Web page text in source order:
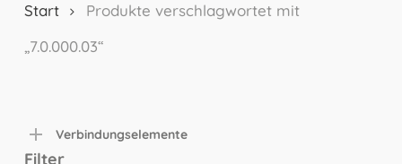
Start
Produkte verschlagwortet mit
„7.0.000.03“
Verbindungselemente
Filter